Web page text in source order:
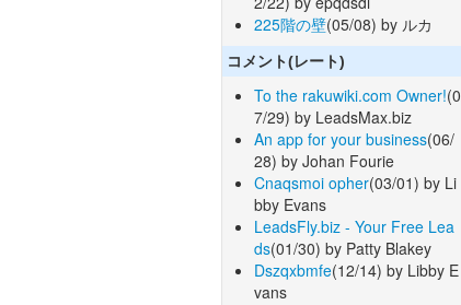
225階の壁(05/08) by ルカ
コメント(レート)
To the rakuwiki.com Owner!(0
7/29) by LeadsMax.biz
An app for your business(06/
28) by Johan Fourie
Cnaqsmoi opher(03/01) by Li
bby Evans
LeadsFly.biz - Your Free Lea
ds(01/30) by Patty Blakey
Dszqxbmfe(12/14) by Libby E
vans